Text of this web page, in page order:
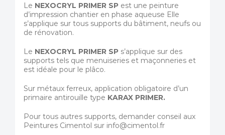
Le NEXOCRYL PRIMER SPest une peinture
d’impression chantier en phase aqueuse Elle
s’applique sur tous supports du bâtiment, neufs ou
de rénovation.
Le NEXOCRYL PRIMER SPs’applique sur des
supports tels que menuiseries et maçonneries et
est idéale pour le plâco.
Sur métaux ferreux, application obligatoire d’un
primaire antirouille type KARAX PRIMER.
Pour tous autres supports, demander conseil aux
Peintures Cimentol sur info@cimentol.fr